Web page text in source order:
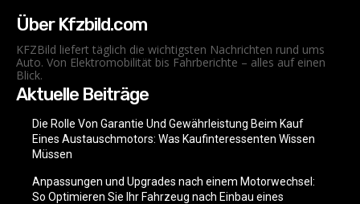
Über Kfzbild.com
KFZBild liefert täglich die wichtigsten Nachrichten rund ums
Auto. Von Elektromobilität bis Fahrberichte – alles auf einen
Blick.
Aktuelle Beiträge
Die Rolle Von Garantie Und Gewährleistung Beim Kauf
Eines Austauschmotors: Was Kaufinteressenten Wissen
Müssen
Anpassungen und Upgrades nach einem Motorwechsel:
So Optimieren Sie Ihr Fahrzeug nach Einbau eines